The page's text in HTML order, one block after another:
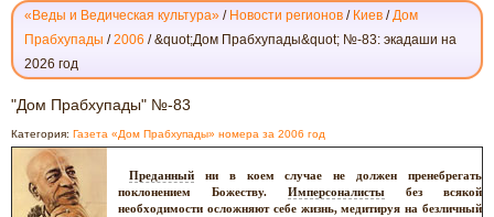
«Веды и Ведическая культура» / Новости регионов / Киев /Дом
Прабхупады /2006 /&quot;Дом Прабхупады&quot; №-83: экадаши на
2026 год
"ДОМ
ПРАБХУПАДЫ"
№-83
"Дом Прабхупады" №-83
Категория: Газета «Дом Прабхупады» номера за 2006 год
Преданныйни в коем случае не должен пренебрегать
поклонением Божеству. Имперсоналисты без всякой
необходимости осложняют себе жизнь, медитируя на безличный